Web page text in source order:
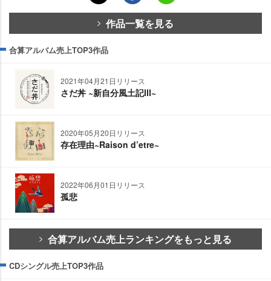
作品一覧を見る
合算アルバム売上TOP3作品
2021年04月21日リリース
さだ丼 ~新自分風土記Ⅲ~
2020年05月20日リリース
存在理由~Raison d’etre~
2022年06月01日リリース
孤悲
合算アルバム売上ランキングをもっと見る
CDシングル売上TOP3作品